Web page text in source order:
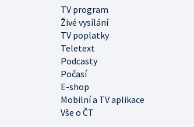
TV program
Živé vysílání
TV poplatky
Teletext
Podcasty
Počasí
E-shop
Mobilní a TV aplikace
Vše o ČT